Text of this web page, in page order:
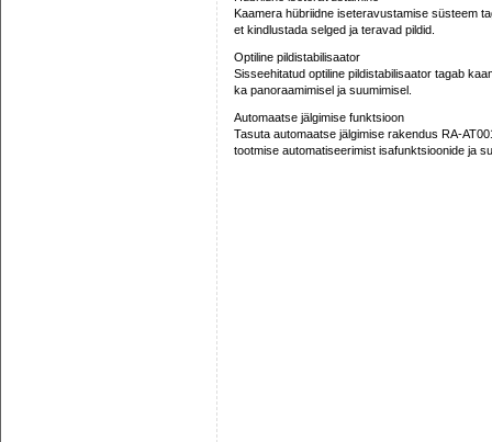
Kaamera hübriidne iseteravustamise süsteem
et kindlustada selged ja teravad pildid.
Optiline pildistabilisaator
Sisseehitatud optiline pildistabilisaator tagab
ka panoraamimisel ja suumimisel.
Automaatse jälgimise funktsioon
Tasuta automaatse jälgimise rakendus RA-
tootmise automatiseerimist isafunktsioonide ja